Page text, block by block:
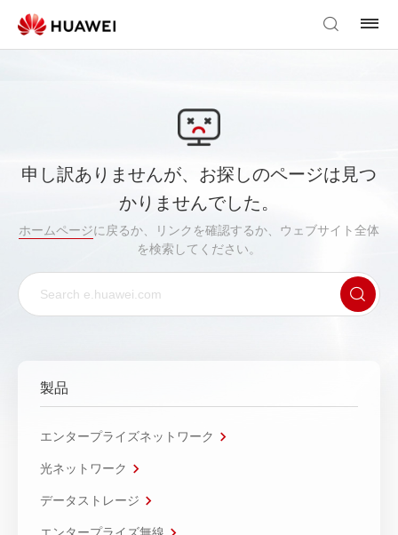
申し訳ありませんが、お探しのページは見つ
かりませんでした。
ホームページに戻るか、リンクを確認するか、ウェブサイト全体
を検索してください。
製品
エンタープライズネットワーク
光ネットワーク
データストレージ